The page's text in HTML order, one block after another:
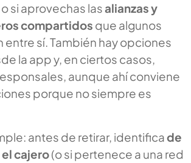
si aprovechas lasalianzas y
compartidos que algunos
entre sí. También hay opciones
la app y, en ciertos casos,
aunque ahí conviene
porque no siempre es
antes de retirar, identificade
cajero(o si pertenece a una red